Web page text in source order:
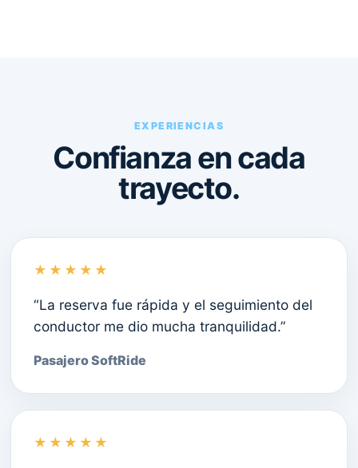
EXPERIENCIAS
Confianza en cada
trayecto.
★★★★★
“La reserva fue rápida y el seguimiento del
conductor me dio mucha tranquilidad.”
Pasajero SoftRide
★★★★★